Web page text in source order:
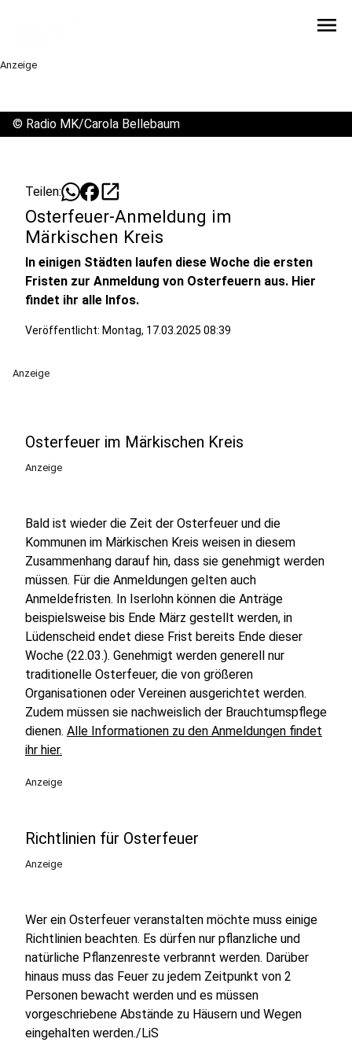
menu
Anzeige
© Radio MK/Carola Bellebaum
Teilen: open_in_new
Osterfeuer-Anmeldung im
Märkischen Kreis
In einigen Städten laufen diese Woche die ersten
Fristen zur Anmeldung von Osterfeuern aus. Hier
findet ihr alle Infos.
Veröffentlicht: Montag, 17.03.2025 08:39
Anzeige
Osterfeuer im Märkischen Kreis
Anzeige
Bald ist wieder die Zeit der Osterfeuer und die
Kommunen im Märkischen Kreis weisen in diesem
Zusammenhang darauf hin, dass sie genehmigt werden
müssen. Für die Anmeldungen gelten auch
Anmeldefristen. In Iserlohn können die Anträge
beispielsweise bis Ende März gestellt werden, in
Lüdenscheid endet diese Frist bereits Ende dieser
Woche (22.03.). Genehmigt werden generell nur
traditionelle Osterfeuer, die von größeren
Organisationen oder Vereinen ausgerichtet werden.
Zudem müssen sie nachweislich der Brauchtumspflege
dienen. Alle Informationen zu den Anmeldungen findet
ihr hier.
Anzeige
Richtlinien für Osterfeuer
Anzeige
Wer ein Osterfeuer veranstalten möchte muss einige
Richtlinien beachten. Es dürfen nur pflanzliche und
natürliche Pflanzenreste verbrannt werden. Darüber
hinaus muss das Feuer zu jedem Zeitpunkt von 2
Personen bewacht werden und es müssen
vorgeschriebene Abstände zu Häusern und Wegen
eingehalten werden./LiS